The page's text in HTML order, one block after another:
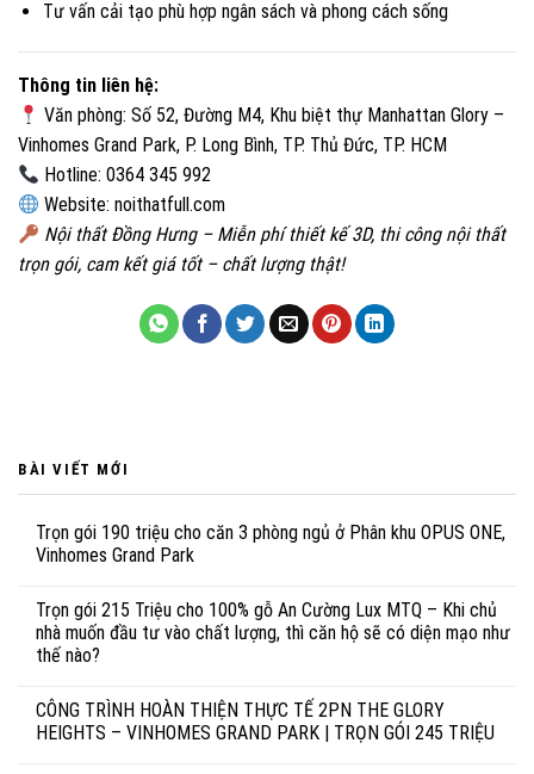
Tư vấn cải tạo phù hợp ngân sách và phong cách sống
Thông tin liên hệ:
Văn phòng: Số 52, Đường M4, Khu biệt thự Manhattan Glory –
Vinhomes Grand Park, P. Long Bình, TP. Thủ Đức, TP. HCM
Hotline: 0364 345 992
Website:noithatfull.com
Nội thất Đồng Hưng – Miễn phí thiết kế 3D, thi công nội thất
trọn gói, cam kết giá tốt – chất lượng thật!
BÀI VIẾT MỚI
Trọn gói 190 triệu cho căn 3 phòng ngủ ở Phân khu OPUS ONE,
Vinhomes Grand Park
Trọn gói 215 Triệu cho 100% gỗ An Cường Lux MTQ – Khi chủ
nhà muốn đầu tư vào chất lượng, thì căn hộ sẽ có diện mạo như
thế nào?
CÔNG TRÌNH HOÀN THIỆN THỰC TẾ 2PN THE GLORY
HEIGHTS – VINHOMES GRAND PARK | TRỌN GÓI 245 TRIỆU